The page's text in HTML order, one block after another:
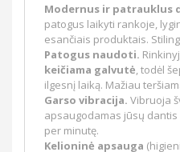
Modernus ir patrauklus
patogus laikyti rankoje,
esančiais produktais.
Patogus naudoti.
keičiama galvutė , todėl
ilgesnį laiką. Mažiau
Garso vibracija. Vibruoja
apsaugodamas jūsų
per minutę.
Kelioninė apsauga